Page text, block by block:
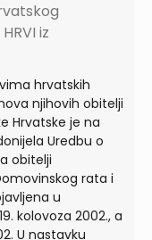
iz
hrvatskih
njihovih obitelji
Hrvatske je na
Uredbu o
obitelji
rata i
u
kolovoza 2002., a
U nastavku